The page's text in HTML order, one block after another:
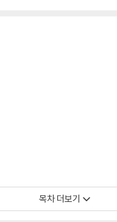
목차 더보기